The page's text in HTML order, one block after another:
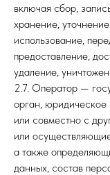
включая сбор,
хранение,
использование,
предоставление,
удаление,
2.7. Оператор —
орган, юридическое
или совместно с
или
а также
данных, состав